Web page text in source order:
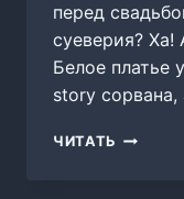
перед
суеверия?
Белое платье
story
ЧИТАТЬ